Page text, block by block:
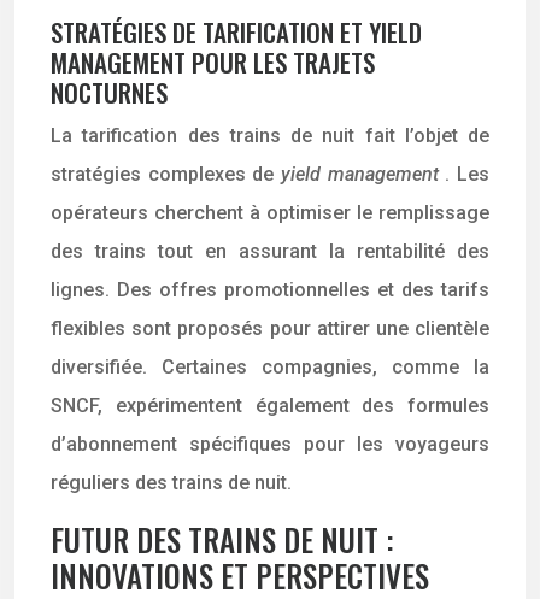
STRATÉGIES DE TARIFICATION ET YIELD
MANAGEMENT POUR LES TRAJETS
NOCTURNES
La tarification des trains de nuit fait l’objet de
stratégies complexes de yield management . Les
opérateurs cherchent à optimiser le remplissage
des trains tout en assurant la rentabilité des
lignes. Des offres promotionnelles et des tarifs
flexibles sont proposés pour attirer une clientèle
diversifiée. Certaines compagnies, comme la
SNCF, expérimentent également des formules
d’abonnement spécifiques pour les voyageurs
réguliers des trains de nuit.
FUTUR DES TRAINS DE NUIT :
INNOVATIONS ET PERSPECTIVES